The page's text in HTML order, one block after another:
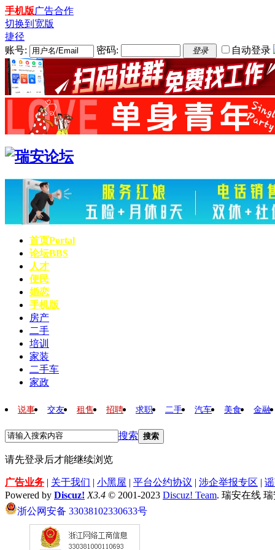
手机版广告合作
切换到宽版
捷径
账号:
密码: 登录 自动登录
首页Portal
论坛BBS
人才
便民
婚恋
手机版
房产
二手
培训
家装
二手车
家政
说事 交友 租售 招聘 求职 二手 汽车 美食 金融
搜索 搜索
请先登录后才能继续浏览
广告业务 | 关于我们 | 小黑屋 | 平台公约协议 | 涉企举报专区 |
Powered by Discuz! X3.4 © 2001-2023 Discuz! Team. 瑞安在线
浙公网安备 33038102330633号